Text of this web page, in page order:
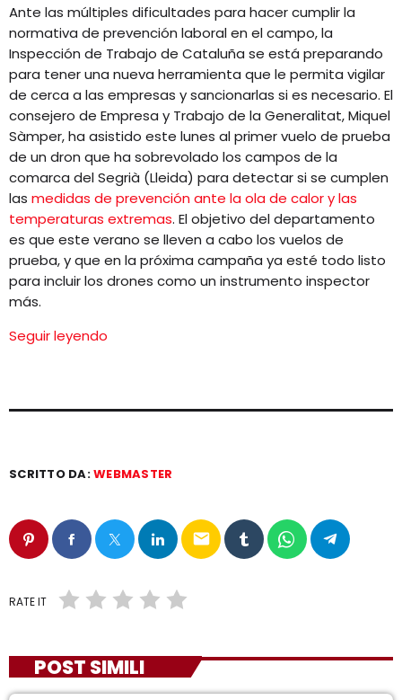
Ante las múltiples dificultades para hacer cumplir la
normativa de prevención laboral en el campo, la
Inspección de Trabajo de Cataluña se está preparando
para tener una nueva herramienta que le permita vigilar
de cerca a las empresas y sancionarlas si es necesario. El
consejero de Empresa y Trabajo de la Generalitat, Miquel
Sàmper, ha asistido este lunes al primer vuelo de prueba
de un dron que ha sobrevolado los campos de la
comarca del Segrià (Lleida) para detectar si se cumplen
las medidas de prevención ante la ola de calor y las
temperaturas extremas. El objetivo del departamento
es que este verano se lleven a cabo los vuelos de
prueba, y que en la próxima campaña ya esté todo listo
para incluir los drones como un instrumento inspector
más.
Seguir leyendo
SCRITTO DA:WEBMASTER
email
RATE IT
POST SIMILI